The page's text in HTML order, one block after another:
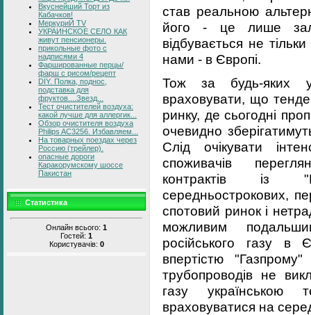
Вкуснейший Торт из
Кабачков!
МеркуриЙ TV
УКРАИНСКОЕ СЕЛО КАК
живут пенсионеры.
прикольные фото с
надписями 4
Фаршированные перцы/
фарш с рисом/рецепт
DIY. Полка, поднос,
подставка для
фруктов....Звезд...
Тест очистителей воздуха:
какой лучше для аллергик...
Обзор очистителя воздуха
Philips AC3256. Избавляем...
На товарных поездах через
Россию (трейлер).
опасные дороги
Каракорумскому шоссе
Пакистан
Статистика
Онлайн всього: 1
Гостей: 1
Користувачів: 0
став реальною
його - це лише
відбувається не
нами - в Європі.
Тож за будь-яких
враховувати, що
ринку, де сьогодні
очевидно
Слід очікувати
споживачів
контрактів із
середньострокових,
спотовий ринок і
можливим
російського газу в
впертістю
трубопроводів не
газу
враховуватися на